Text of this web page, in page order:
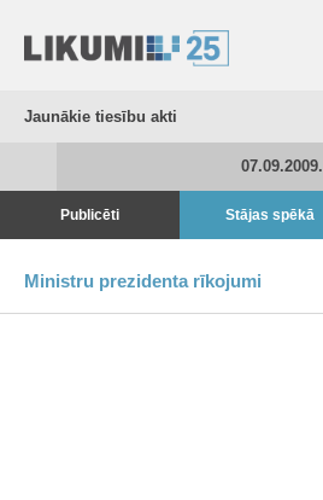
Jaunākie tiesību akti
07.09.2009.
Publicēti Stājas spēkā
Ministru prezidenta rīkojumi